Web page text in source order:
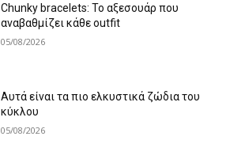
Chunky bracelets: Το αξεσουάρ που
αναβαθμίζει κάθε outfit
05/08/2026
Αυτά είναι τα πιο ελκυστικά ζώδια του
κύκλου
05/08/2026